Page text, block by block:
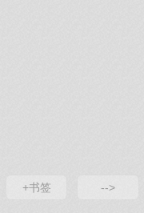
+书签 -->